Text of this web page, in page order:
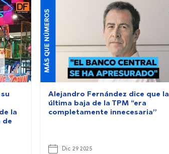
la
de
MÁS QUE NÚMEROS
Alejandro Fernández dice que la
última baja de la TPM “era
completamente innecesaria”
Dic 29 2025